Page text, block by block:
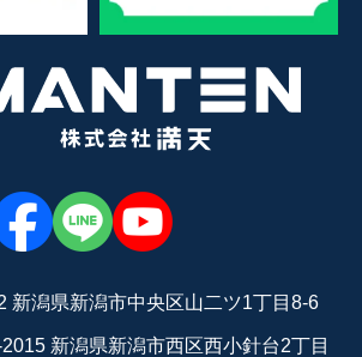
潟県新潟市中央区山二ツ1丁目8-6
新潟県新潟市西区西小針台2丁目